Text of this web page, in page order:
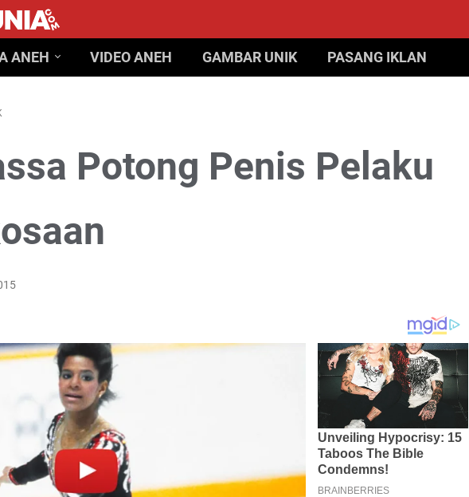
ANEH VIDEO ANEH GAMBAR UNIK PASANG IKLAN
Potong Penis Pelaku